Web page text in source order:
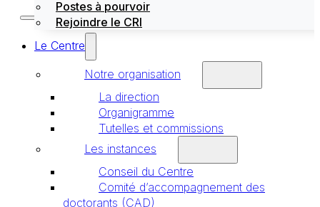
Postes à pourvoir
Rejoindre le CRI
Le Centre
Notre organisation
La direction
Organigramme
Tutelles et commissions
Les instances
Conseil du Centre
Comité d’accompagnement des
doctorants (CAD)